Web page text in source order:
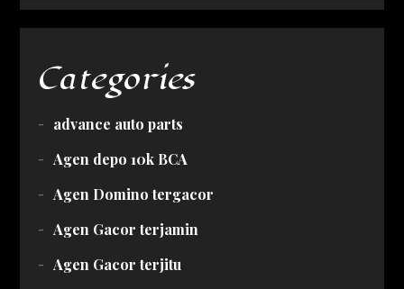
Categories
advance auto parts
Agen depo 10k BCA
Agen Domino tergacor
Agen Gacor terjamin
Agen Gacor terjitu